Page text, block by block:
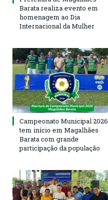
Barata realiza evento em
homenagem ao Dia
Internacional da Mulher
Campeonato Municipal 2026
tem início em Magalhães
Barata com grande
participação da população